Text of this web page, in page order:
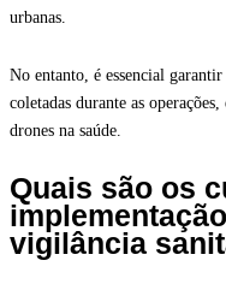
urbanas.
No entanto, é essencial
coletadas durante as
drones na saúde.
Quais são os
vigilância